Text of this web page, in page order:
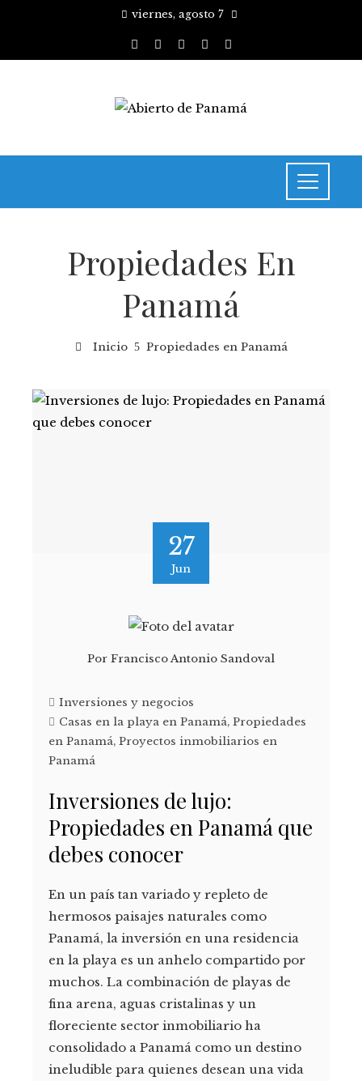
viernes, agosto 7
Propiedades En
Panamá
Inicio Propiedades en Panamá
27
Jun
Por Francisco Antonio Sandoval
Inversiones y negocios
Casas en la playa en Panamá, Propiedades
en Panamá, Proyectos inmobiliarios en
Panamá
Inversiones de lujo:
Propiedades en Panamá que
debes conocer
En un país tan variado y repleto de
hermosos paisajes naturales como
Panamá, la inversión en una residencia
en la playa es un anhelo compartido por
muchos. La combinación de playas de
fina arena, aguas cristalinas y un
floreciente sector inmobiliario ha
consolidado a Panamá como un destino
ineludible para quienes desean una vida